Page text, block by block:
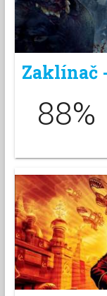
Zaklínač
88%